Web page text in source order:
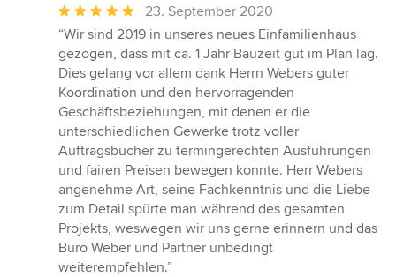
Durchschnittliche
Bewertung:
5
von
5
Sternen
23. September 2020
“Wir sind 2019 in unseres neues Einfamilienhaus
gezogen, dass mit ca. 1 Jahr Bauzeit gut im Plan lag.
Dies gelang vor allem dank Herrn Webers guter
Koordination und den hervorragenden
Geschäftsbeziehungen, mit denen er die
unterschiedlichen Gewerke trotz voller
Auftragsbücher zu termingerechten Ausführungen
und fairen Preisen bewegen konnte. Herr Webers
angenehme Art, seine Fachkenntnis und die Liebe
zum Detail spürte man während des gesamten
Projekts, weswegen wir uns gerne erinnern und das
Büro Weber und Partner unbedingt
weiterempfehlen.”